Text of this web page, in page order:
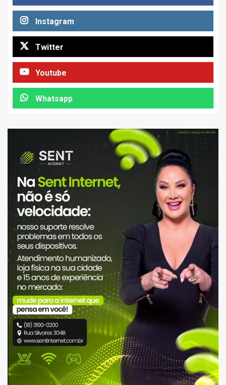
Instagram
Twitter
Youtube
Whatsapp